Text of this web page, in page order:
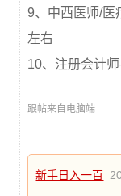
9、中西医师/
左右
10、注册会计
跟帖来自电脑端
新手日入一百